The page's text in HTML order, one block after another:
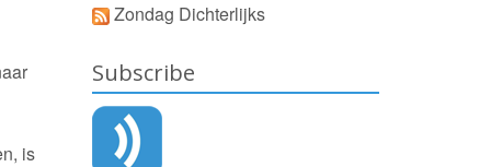
is
Zondag Dichterlijks
Subscribe